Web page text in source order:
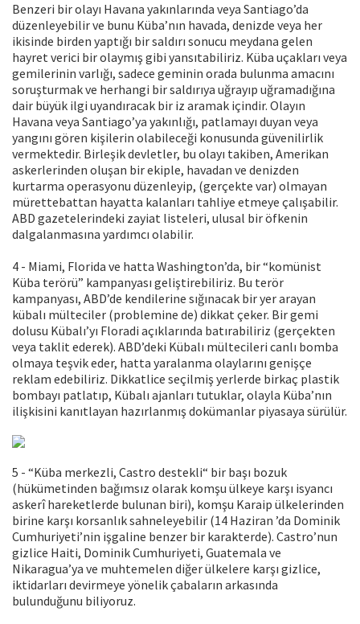
Benzeri bir olayı Havana yakınlarında veya Santiago’da
düzenleyebilir ve bunu Küba’nın havada, denizde veya her
ikisinde birden yaptığı bir saldırı sonucu meydana gelen
hayret verici bir olaymış gibi yansıtabiliriz. Küba uçakları veya
gemilerinin varlığı, sadece geminin orada bulunma amacını
soruşturmak ve herhangi bir saldırıya uğrayıp uğramadığına
dair büyük ilgi uyandıracak bir iz aramak içindir. Olayın
Havana veya Santiago’ya yakınlığı, patlamayı duyan veya
yangını gören kişilerin olabileceği konusunda güvenilirlik
vermektedir. Birleşik devletler, bu olayı takiben, Amerikan
askerlerinden oluşan bir ekiple, havadan ve denizden
kurtarma operasyonu düzenleyip, (gerçekte var) olmayan
mürettebattan hayatta kalanları tahliye etmeye çalışabilir.
ABD gazetelerindeki zayiat listeleri, ulusal bir öfkenin
dalgalanmasına yardımcı olabilir.
4 - Miami, Florida ve hatta Washington’da, bir “komünist
Küba terörü” kampanyası geliştirebiliriz. Bu terör
kampanyası, ABD’de kendilerine sığınacak bir yer arayan
kübalı mülteciler (problemine de) dikkat çeker. Bir gemi
dolusu Kübalı’yı Floradi açıklarında batırabiliriz (gerçekten
veya taklit ederek). ABD’deki Kübalı mültecileri canlı bomba
olmaya teşvik eder, hatta yaralanma olaylarını genişçe
reklam edebiliriz. Dikkatlice seçilmiş yerlerde birkaç plastik
bombayı patlatıp, Kübalı ajanları tutuklar, olayla Küba’nın
ilişkisini kanıtlayan hazırlanmış dokümanlar piyasaya sürülür.
5 - “Küba merkezli, Castro destekli“ bir başı bozuk
(hükümetinden bağımsız olarak komşu ülkeye karşı isyancı
askerî hareketlerde bulunan biri), komşu Karaip ülkelerinden
birine karşı korsanlık sahneleyebilir (14 Haziran ’da Dominik
Cumhuriyeti’nin işgaline benzer bir karakterde). Castro’nun
gizlice Haiti, Dominik Cumhuriyeti, Guatemala ve
Nikaragua’ya ve muhtemelen diğer ülkelere karşı gizlice,
iktidarları devirmeye yönelik çabaların arkasında
bulunduğunu biliyoruz.